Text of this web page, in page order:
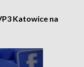
Katowice na